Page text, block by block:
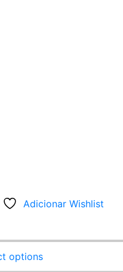
Adicionar Wishlist
optionsThis